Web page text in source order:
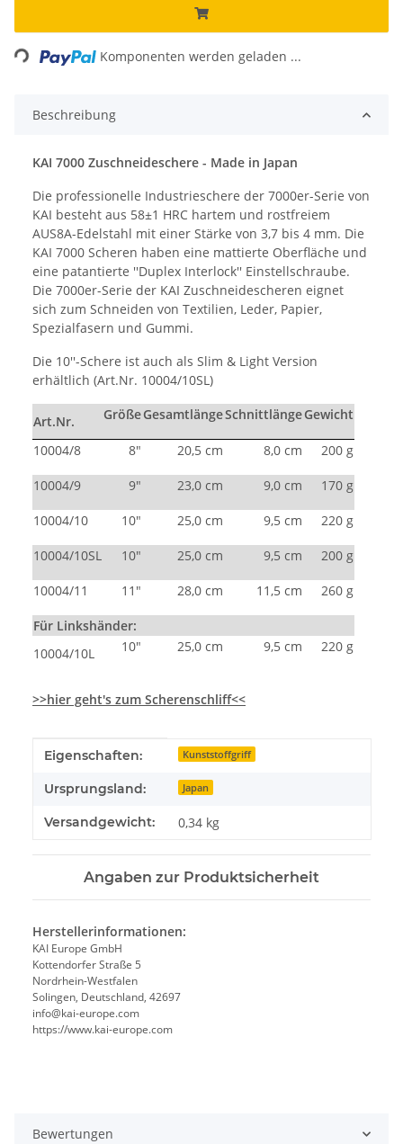
Loading... Komponenten werden geladen ...
Beschreibung
KAI 7000 Zuschneideschere - Made in Japan
Die professionelle Industrieschere der 7000er-Serie von
KAI besteht aus 58±1 HRC hartem und rostfreiem
AUS8A-Edelstahl mit einer Stärke von 3,7 bis 4 mm. Die
KAI 7000 Scheren haben eine mattierte Oberfläche und
eine patantierte ''Duplex Interlock'' Einstellschraube.
Die 7000er-Serie der KAI Zuschneidescheren eignet
sich zum Schneiden von Textilien, Leder, Papier,
Spezialfasern und Gummi.
Die 10''-Schere ist auch als Slim & Light Version
erhältlich (Art.Nr. 10004/10SL)
Art.Nr. GrößeGesamtlängeSchnittlängeGewicht
10004/8 8" 20,5 cm 8,0 cm 200 g
10004/9 9" 23,0 cm 9,0 cm 170 g
10004/10 10" 25,0 cm 9,5 cm 220 g
10004/10SL 10" 25,0 cm 9,5 cm 200 g
10004/11 11" 28,0 cm 11,5 cm 260 g
Für Linkshänder:
10004/10L
10" 25,0 cm 9,5 cm 220 g
>>hier geht's zum Scherenschliff<<
Produkteigenschaft
Wert
Eigenschaften: Kunststoffgriff
Ursprungsland: Japan
Versandgewicht: 0,34 kg
Angaben zur Produktsicherheit
Herstellerinformationen:
KAI Europe GmbH
Kottendorfer Straße 5
Nordrhein-Westfalen
Solingen, Deutschland, 42697
info@kai-europe.com
https://www.kai-europe.com
Bewertungen